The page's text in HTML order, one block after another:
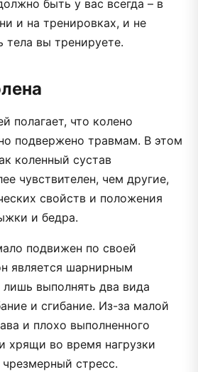
быть у вас всегда – в
и на тренировках, и не
тела вы тренируете.
полагает, что колено
подвержено травмам. В этом
коленный сустав
чувствителен, чем другие,
свойств и положения
и бедра.
подвижен по своей
является шарнирным
выполнять два вида
и сгибание. Из-за малой
и плохо выполненного
хрящи во время нагрузки
стресс.